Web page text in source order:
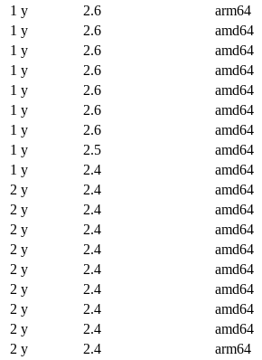
1 y
2.6 arm64
1 y
2.6 amd64
1 y
2.6 amd64
1 y
2.6 amd64
1 y
2.6 amd64
1 y
2.6 amd64
1 y
2.6 amd64
1 y
2.5 amd64
1 y
2.4 amd64
2 y
2.4 amd64
2 y
2.4 amd64
2 y
2.4 amd64
2 y
2.4 amd64
2 y
2.4 amd64
2 y
2.4 amd64
2 y
2.4 amd64
2 y
2.4 amd64
2 y
2.4 arm64